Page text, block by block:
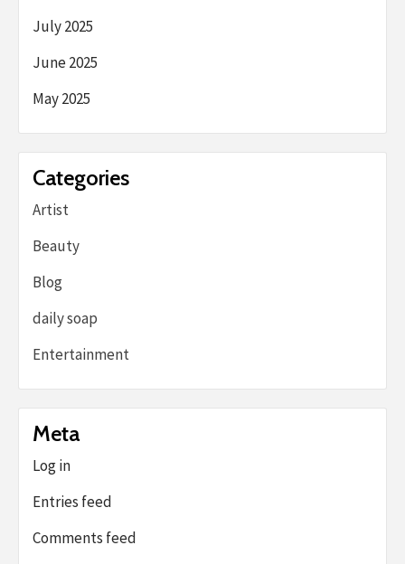
July 2025
June 2025
May 2025
Categories
Artist
Beauty
Blog
daily soap
Entertainment
Meta
Log in
Entries feed
Comments feed